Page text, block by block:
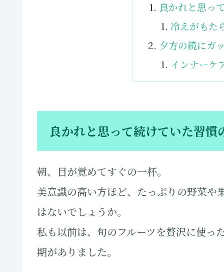
良かれと思っ
冷えがもた
夕方の鏡にガ
インナーケ
良かれと思って続けていた習慣
朝、目が覚めてすぐの一杯。
美意識の高い方ほど、たっぷりの野菜や
はないでしょうか。
私も以前は、旬のフルーツを贅沢に使っ
期がありました。